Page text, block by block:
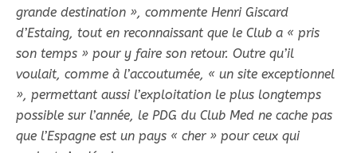
grande destination », commente Henri Giscard
d’Estaing, tout en reconnaissant que le Club a « pris
son temps » pour y faire son retour. Outre qu’il
voulait, comme à l’accoutumée, « un site exceptionnel
», permettant aussi l’exploitation le plus longtemps
possible sur l’année, le PDG du Club Med ne cache pas
que l’Espagne est un pays « cher » pour ceux qui